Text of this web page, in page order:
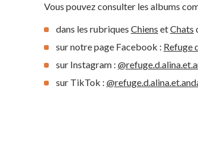
Vous pouvez consulter les albums
dans les rubriques Chiens etChats
sur notre page Facebook : Refuge
sur Instagram :
sur TikTok :